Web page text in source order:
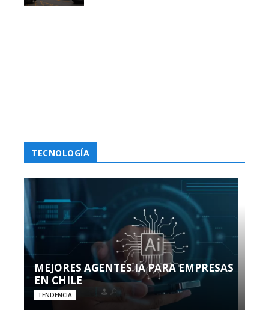
TECNOLOGÍA
MEJORES AGENTES IA PARA EMPRESAS
EN CHILE
TENDENCIA